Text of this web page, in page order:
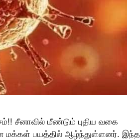
சீனாவில் மீண்டும் புதிய வகை
மக்கள் பயத்தில் ஆழ்ந்துள்ளனர். இந்த